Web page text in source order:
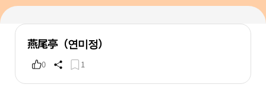
燕尾亭（연미정）
0 1